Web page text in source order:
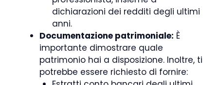
dichiarazioni dei redditi degli ultimi
anni.
Documentazione patrimoniale: È
importante dimostrare quale
patrimonio hai a disposizione. Inoltre, ti
potrebbe essere richiesto di fornire: